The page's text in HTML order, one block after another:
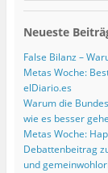
Neueste
False Bilanz –
Metas Woche:
elDiario.es
Warum die
wie es besser
Metas Woche:
Debattenbeitrag
und